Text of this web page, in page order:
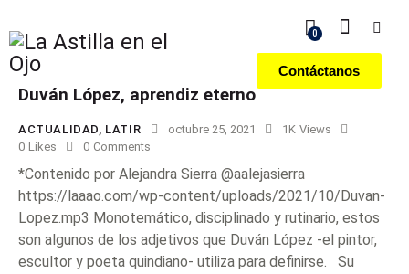
0
Contáctanos
Duván López, aprendiz eterno
ACTUALIDAD LATIR octubre 25, 2021 1K Views
0 Likes 0 Comments
*Contenido por Alejandra Sierra @aalejasierra
https://laaao.com/wp-content/uploads/2021/10/Duvan-
Lopez.mp3 Monotemático, disciplinado y rutinario, estos
son algunos de los adjetivos que Duván López -el pintor,
escultor y poeta quindiano- utiliza para definirse. Su